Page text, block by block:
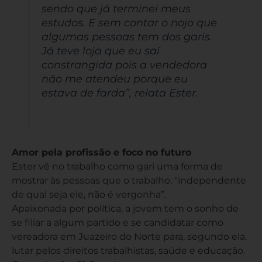
sendo que já terminei meus
estudos. E sem contar o nojo que
algumas pessoas tem dos garis.
Já teve loja que eu saí
constrangida pois a vendedora
não me atendeu porque eu
estava de farda”, relata Ester.
Amor pela profissão e foco no futuro
Ester vê no trabalho como gari uma forma de
mostrar às pessoas que o trabalho, “independente
de qual seja ele, não é vergonha”.
Apaixonada por política, a jovem tem o sonho de
se filiar a algum partido e se candidatar como
vereadora em Juazeiro do Norte para, segundo ela,
lutar pelos direitos trabalhistas, saúde e educação.